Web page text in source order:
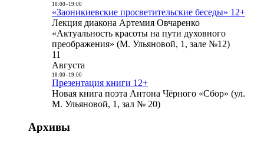
18:00- 19:00
«Заоникиевские просветительские беседы» 12+
Лекция диакона Артемия Овчаренко
«Актуальность красоты на пути духовного
преображения» (М. Ульяновой, 1, зале №12)
11
Августа
18:00- 19:00
Презентация книги 12+
Новая книга поэта Антона Чёрного «Сбор» (ул.
М. Ульяновой, 1, зал № 20)
Архивы